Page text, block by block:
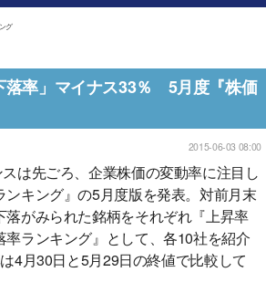
グ
落率」マイナス33％ 5月度『株価
2015-06-03 08:00
は先ごろ、企業株価の変動率に注目し
ンキング』の5月度版を発表。対前月末
落がみられた銘柄をそれぞれ『上昇率
率ランキング』として、各10社を紹介
4月30日と5月29日の終値で比較して